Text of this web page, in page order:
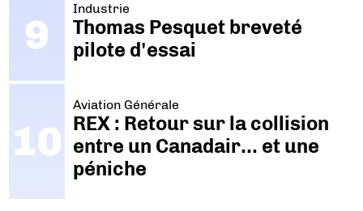
Industrie
Thomas Pesquet breveté
pilote d'essai
Aviation Générale
REX : Retour sur la collision
entre un Canadair… et une
péniche